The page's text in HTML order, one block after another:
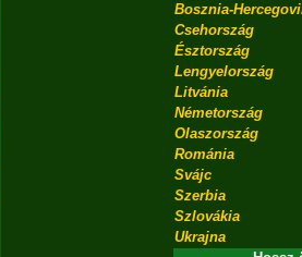
Bosznia-
Csehország
Észtország
Lengyelország
Litvánia
Németország
Olaszország
Románia
Svájc
Szerbia
Szlovákia
Ukrajna